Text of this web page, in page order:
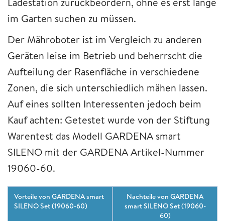
im Garten suchen zu müssen.
Der Mähroboter ist im Vergleich zu anderen
Geräten leise im Betrieb und beherrscht die
Aufteilung der Rasenfläche in verschiedene
Zonen, die sich unterschiedlich mähen lassen.
Auf eines sollten Interessenten jedoch beim
Kauf achten: Getestet wurde von der Stiftung
Warentest das Modell GARDENA smart
SILENO mit der GARDENA Artikel-Nummer
19060-60.
Vorteile von GARDENA smart
SILENO Set (19060-60)
Nachteile von GARDENA
smart SILENO Set (19060-
60)